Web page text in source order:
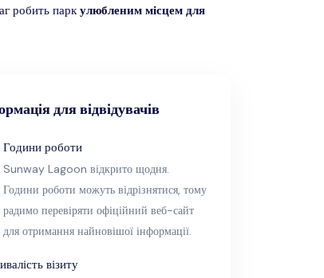
робить паркулюбленим місцем для
для відвідувачів
Години роботи
Sunway Lagoon відкрито щодня.
Години роботи можуть відрізнятися, тому
радимо перевіряти офіційний веб-сайт
для отримання найновішої інформації.
візиту